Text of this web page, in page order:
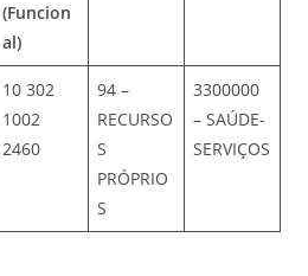
(Funcion
al)
10 302
1002
2460
94 –
RECURSO
S
PRÓPRIO
S
3300000
– SAÚDE-
SERVIÇOS